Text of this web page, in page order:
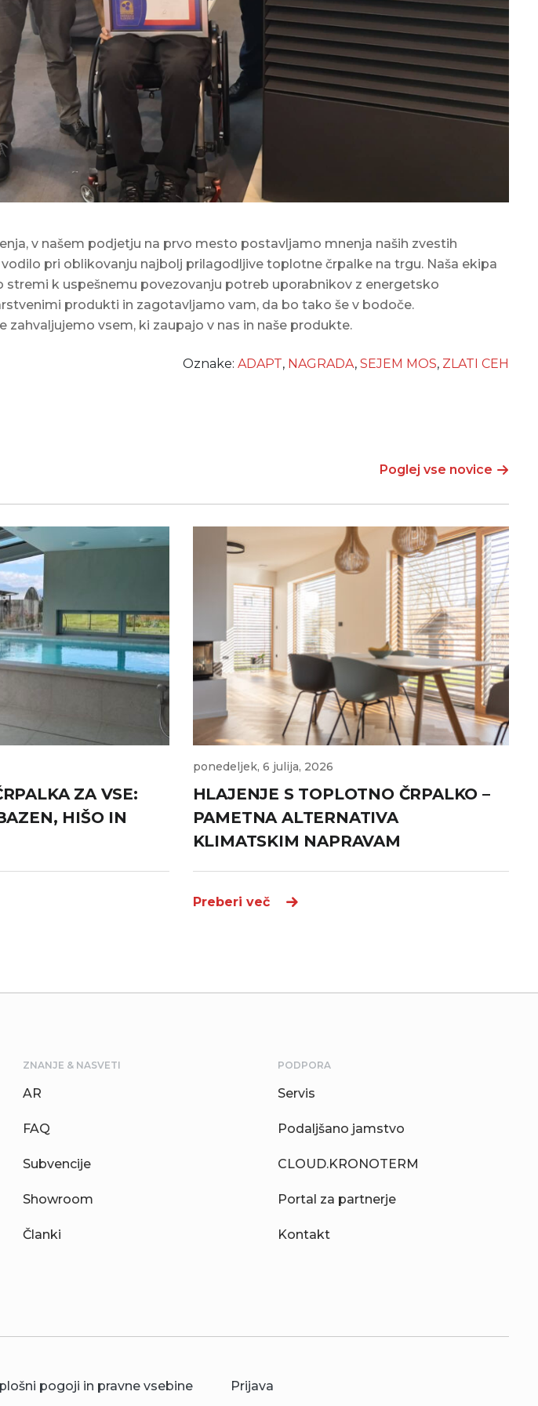
v našem podjetju na prvo mesto postavljamo mnenja naših zvestih
pri oblikovanju najbolj prilagodljive toplotne črpalke na trgu. Naša ekipa
stremi k uspešnemu povezovanju potreb uporabnikov z energetsko
produkti in zagotavljamo vam, da bo tako še v bodoče.
zahvaljujemo vsem, ki zaupajo v nas in naše produkte.
Oznake: ADAPT, NAGRADA, SEJEM MOS, ZLATI CEH
Poglej vse novice
ZA VSE:
HIŠO IN
ponedeljek, 6 julija, 2026
HLAJENJE S TOPLOTNO ČRPALKO –
PAMETNA ALTERNATIVA
KLIMATSKIM NAPRAVAM
Preberi več
ZNANJE & NASVETI
AR
FAQ
Subvencije
Showroom
Članki
PODPORA
Servis
Podaljšano jamstvo
CLOUD.KRONOTERM
Portal za partnerje
Kontakt
pogoji in pravne vsebine Prijava